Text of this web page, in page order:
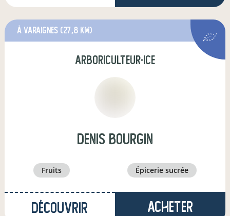
à Varaignes (27,8 km)
arboriculteur·ice
denis bourgin
fruits épicerie sucrée
Découvrir Acheter